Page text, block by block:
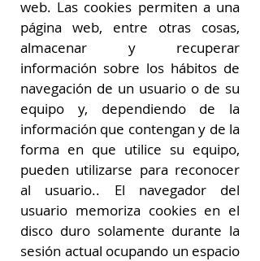
web. Las cookies permiten a una
página web, entre otras cosas,
almacenar y recuperar
información sobre los hábitos de
navegación de un usuario o de su
equipo y, dependiendo de la
información que contengan y de la
forma en que utilice su equipo,
pueden utilizarse para reconocer
al usuario.. El navegador del
usuario memoriza cookies en el
disco duro solamente durante la
sesión actual ocupando un espacio